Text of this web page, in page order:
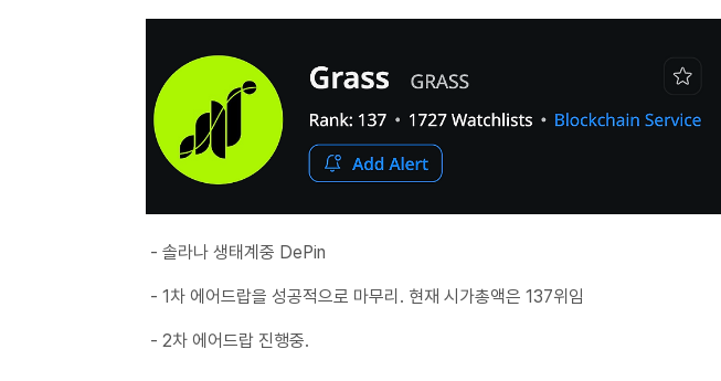
- 솔라나 생태계중 DePin
- 1차 에어드랍을 성공적으로 마무리. 현재 시가총액은 137위임
- 2차 에어드랍 진행중.